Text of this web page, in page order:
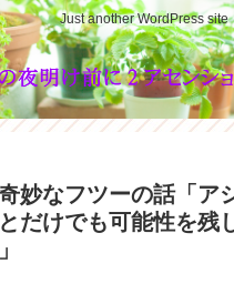
Just another WordPress site
妙なフツーの話「ア
だけでも可能性を残